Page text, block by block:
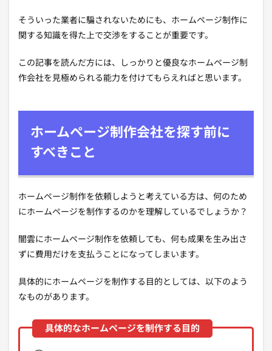
そういった業者に騙されないためにも、ホームページ制作に
関する知識を得た上で交渉をすることが重要です。
この記事を読んだ方には、しっかりと優良なホームページ制
作会社を見極められる能力を付けてもらえればと思います。
ホームページ制作会社を探す前に
すべきこと
ホームページ制作を依頼しようと考えている方は、何のため
にホームページを制作するのかを理解しているでしょうか？
闇雲にホームページ制作を依頼しても、何も成果を生み出さ
ずに費用だけを支払うことになってしまいます。
具体的にホームページを制作する目的としては、以下のよう
なものがあります。